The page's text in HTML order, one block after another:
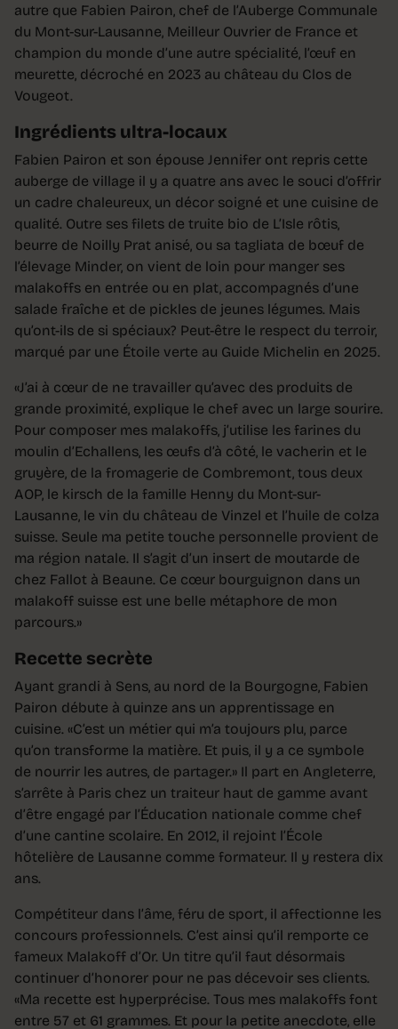
autre que Fabien Pairon, chef de l’Auberge Communale
du Mont-sur-Lausanne, Meilleur Ouvrier de France et
champion du monde d’une autre spécialité, l’œuf en
meurette, décroché en 2023 au château du Clos de
Vougeot.
Ingrédients ultra-locaux
Fabien Pairon et son épouse Jennifer ont repris cette
auberge de village il y a quatre ans avec le souci d’offrir
un cadre chaleureux, un décor soigné et une cuisine de
qualité. Outre ses filets de truite bio de L’Isle rôtis,
beurre de Noilly Prat anisé, ou sa tagliata de bœuf de
l’élevage Minder, on vient de loin pour manger ses
malakoffs en entrée ou en plat, accompagnés d’une
salade fraîche et de pickles de jeunes légumes. Mais
qu’ont-ils de si spéciaux? Peut-être le respect du terroir,
marqué par une Étoile verte au Guide Michelin en 2025.
«J’ai à cœur de ne travailler qu’avec des produits de
grande proximité, explique le chef avec un large sourire.
Pour composer mes malakoffs, j’utilise les farines du
moulin d’Echallens, les œufs d’à côté, le vacherin et le
gruyère, de la fromagerie de Combremont, tous deux
AOP, le kirsch de la famille Henny du Mont-sur-
Lausanne, le vin du château de Vinzel et l’huile de colza
suisse. Seule ma petite touche personnelle provient de
ma région natale. Il s’agit d’un insert de moutarde de
chez Fallot à Beaune. Ce cœur bourguignon dans un
malakoff suisse est une belle métaphore de mon
parcours.»
Recette secrète
Ayant grandi à Sens, au nord de la Bourgogne, Fabien
Pairon débute à quinze ans un apprentissage en
cuisine. «C’est un métier qui m’a toujours plu, parce
qu’on transforme la matière. Et puis, il y a ce symbole
de nourrir les autres, de partager.» Il part en Angleterre,
s’arrête à Paris chez un traiteur haut de gamme avant
d’être engagé par l’Éducation nationale comme chef
d’une cantine scolaire. En 2012, il rejoint l’École
hôtelière de Lausanne comme formateur. Il y restera dix
ans.
Compétiteur dans l’âme, féru de sport, il affectionne les
concours professionnels. C’est ainsi qu’il remporte ce
fameux Malakoff d’Or. Un titre qu’il faut désormais
continuer d’honorer pour ne pas décevoir ses clients.
«Ma recette est hyperprécise. Tous mes malakoffs font
entre 57 et 61 grammes. Et pour la petite anecdote, elle